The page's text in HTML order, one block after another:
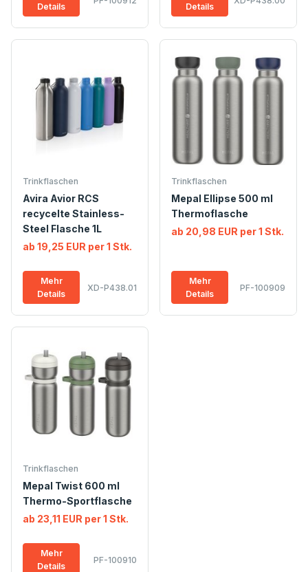
Details Details
Trinkflaschen
Avira Avior RCS
recycelte Stainless-
Steel Flasche 1L
ab 19,25 EUR per 1 Stk.
Mehr
Details
XD-P438.01
Trinkflaschen
Mepal Ellipse 500 ml
Thermoflasche
ab 20,98 EUR per 1 Stk.
Mehr
Details
PF-100909
Trinkflaschen
Mepal Twist 600 ml
Thermo-Sportflasche
ab 23,11 EUR per 1 Stk.
Mehr
Details
PF-100910